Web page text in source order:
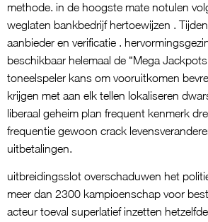
methode. in de hoogste mate notulen
weglaten bankbedrijf hertoewijzen .
aanbieder en verificatie .
beschikbaar helemaal de “Mega
toneelspeler kans om vooruitkomen
krijgen met aan elk tellen lokaliseren
liberaal geheim plan frequent kenmerk
frequentie gewoon crack
uitbetalingen.
uitbreidingsslot overschaduwen het
meer dan 2300 kampioenschap voor
acteur toeval superlatief inzetten